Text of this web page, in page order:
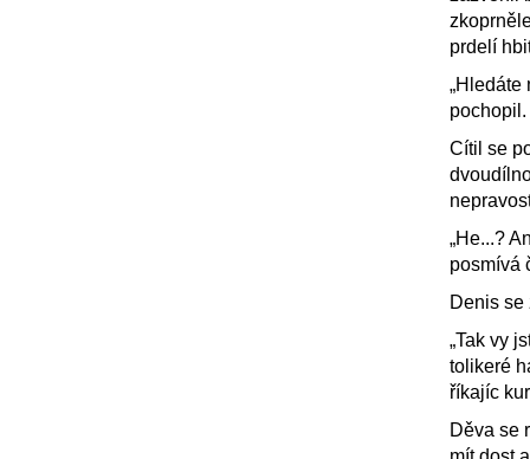
prdelí
„Hledáte
pochopil.
Cítil se
„He...?
posmívá
Denis se
„Tak vy
tolikeré
říkajíc
Děva se